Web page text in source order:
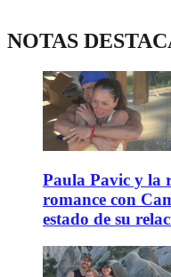
NOTAS
Paula Pavic y la
romance con
estado de su